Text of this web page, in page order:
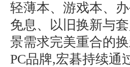
轻薄本、游戏本、
免息、以旧换新与
景需求完美重合的
PC品牌,宏碁持续通